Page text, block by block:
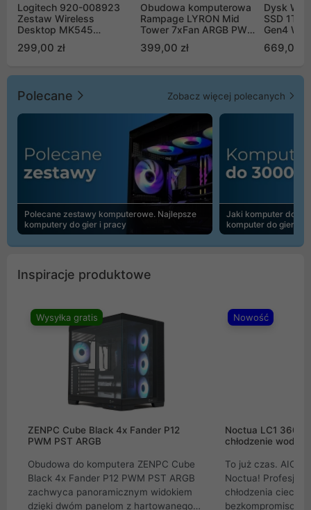
Logitech 920-008923
Zestaw Wireless
Desktop MK545
299,00 zł
Obudowa komputerowa
Rampage LYRON Mid
Tower 7xFan ARGB PWM
399,00 zł
Dysk WD
SSD 1TB
Gen4
669,00
Polecane Zobacz więcej polecanych
Polecane zestawy komputerowe. Najlepsze
komputery do gier i pracy
Jaki komputer do
komputer do gier |
Inspiracje produktowe
Wysyłka gratis
ZENPC Cube Black 4x Fander P12
PWM PST ARGB
Obudowa do komputera ZENPC Cube
Black 4x Fander P12 PWM PST ARGB
zachwyca panoramicznym widokiem
dzięki dwóm panelom z hartowanego
Nowość
Noctua LC1
chłodzenie wodne
To już czas. AIO
Noctua!
chłodzenia cieczą